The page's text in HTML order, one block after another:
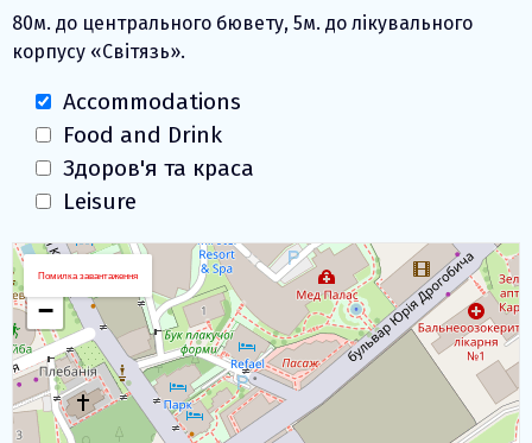
80м. до центрального бювету, 5м. до лікувального
корпусу «Світязь».
Accommodations
Food and Drink
Здоров'я та краса
Leisure
Завантаження карти
+
−
Помилка завантаження